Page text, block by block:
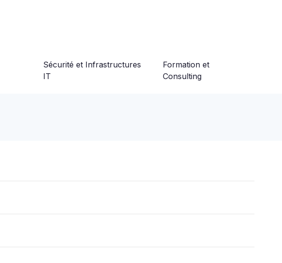
Sécurité et Infrastructures
IT
Formation et
Consulting